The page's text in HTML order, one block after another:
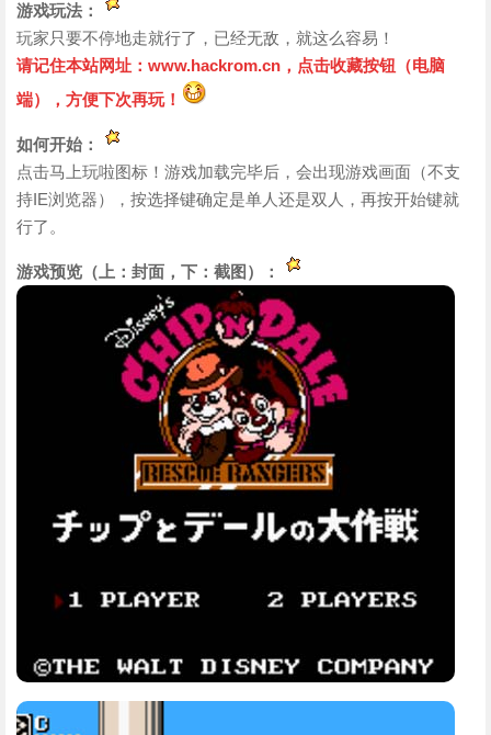
游戏玩法：
玩家只要不停地走就行了，已经无敌，就这么容易！
请记住本站网址：www.hackrom.cn，点击收藏按钮（电脑
端），方便下次再玩！
如何开始：
点击马上玩啦图标！游戏加载完毕后，会出现游戏画面（不支
持IE浏览器），按选择键确定是单人还是双人，再按开始键就
行了。
游戏预览（上：封面，下：截图）：